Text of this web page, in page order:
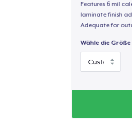
Features 6 mil
laminate finish
Adequate for
Wähle die Größe